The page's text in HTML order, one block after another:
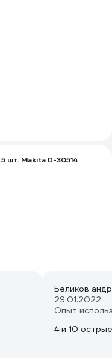
шт. Makita D-30514
Беликов
29.01.2022
Опыт
4 и 10